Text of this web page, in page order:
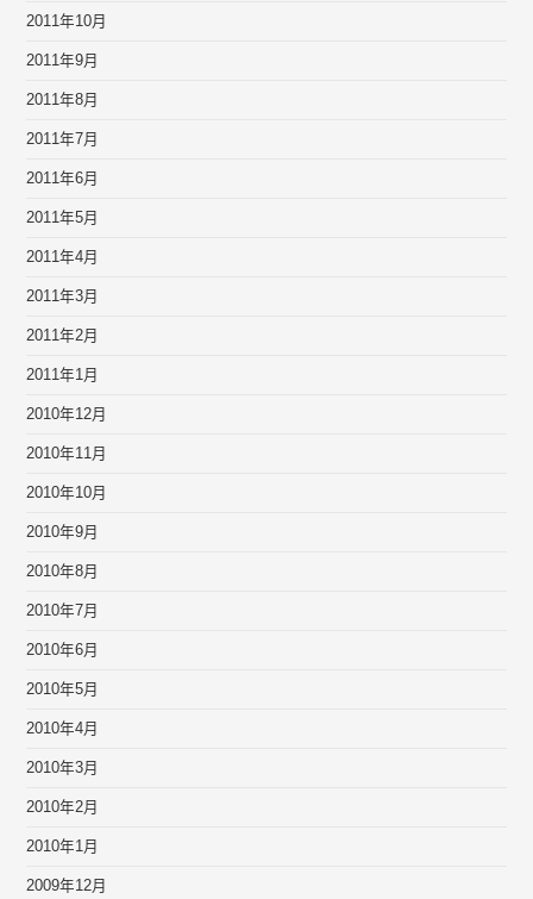
2011年10月
2011年9月
2011年8月
2011年7月
2011年6月
2011年5月
2011年4月
2011年3月
2011年2月
2011年1月
2010年12月
2010年11月
2010年10月
2010年9月
2010年8月
2010年7月
2010年6月
2010年5月
2010年4月
2010年3月
2010年2月
2010年1月
2009年12月